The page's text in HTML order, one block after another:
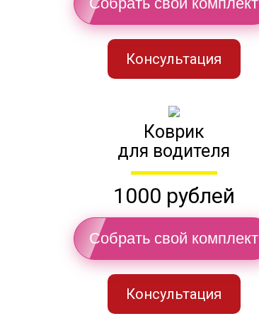
Консультация
Коврик
для водителя
1000 рублей
Собрать свой комплект
Консультация